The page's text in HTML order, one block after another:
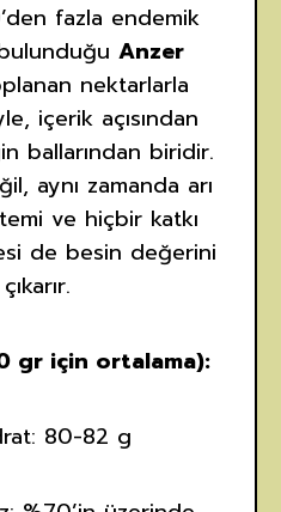
fazla endemik
Anzer
nektarlarla
içerik açısından
ballarından biridir.
aynı zamanda arı
ve hiçbir katkı
de besin değerini
gr için ortalama):
80-82 g